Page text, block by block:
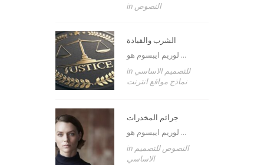
in النصوص
الشرب والقيادة
لوريم ايبسوم هو ...
in للتصميم الاساسي
نماذج مواقع انترنت
جرائم المخدرات
لوريم ايبسوم هو ...
in
النصوصللتصميم
الاساسي